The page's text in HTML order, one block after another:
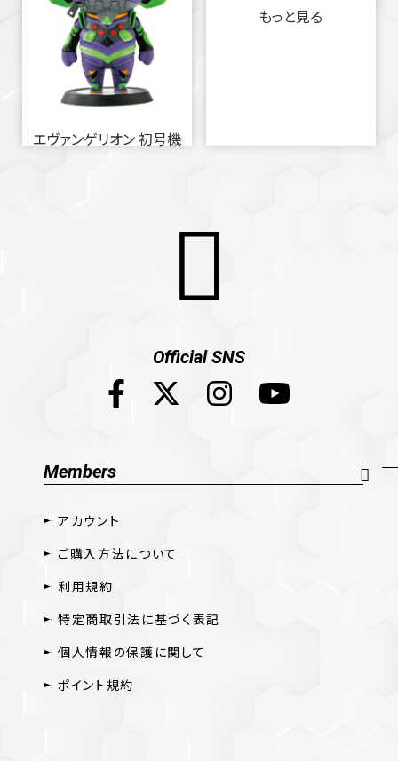
エヴァンゲリオン 初号機
もっと見る
Official SNS
Members
アカウント
ご購入方法について
利用規約
特定商取引法に基づく表記
個人情報の保護に関して
ポイント規約